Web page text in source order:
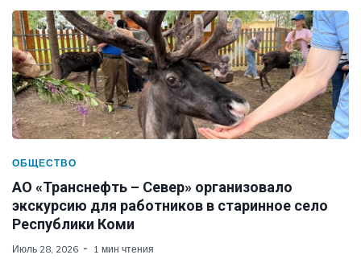
ОБЩЕСТВО
АО «Транснефть – Север» организовало
экскурсию для работников в старинное село
Республики Коми
Июль 28, 2026 1 мин чтения